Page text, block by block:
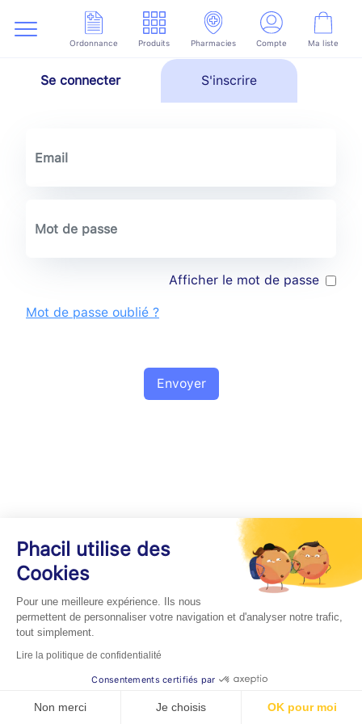
Ordonnance Produits Pharmacies Compte Ma liste
Se connecter S'inscrire
Afficher le mot de passe
Mot de passe oublié ?
Envoyer
Phacil utilise des
Cookies
Pour une meilleure expérience. Ils nous
permettent de personnaliser votre navigation et d'analyser notre trafic,
tout simplement.
Lire la politique de confidentialité
Consentements certifiés par
Non merci Je choisis OK pour moi